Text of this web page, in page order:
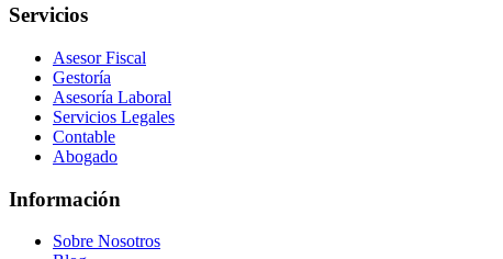
Servicios
Asesor Fiscal
Gestoría
Asesoría Laboral
Servicios Legales
Contable
Abogado
Información
Sobre Nosotros